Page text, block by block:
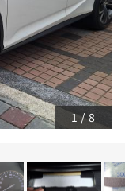
1/8